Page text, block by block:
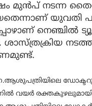
മുൻപ് നടന്ന
യുവതി
നെഞ്ചിൽ
വയർ രക്തകുഴലുമായി